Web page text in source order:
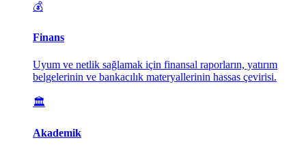
💰
Finans
Uyum ve netlik sağlamak için finansal raporların, yatırım
belgelerinin ve bankacılık materyallerinin hassas çevirisi.
🏛️
Akademik